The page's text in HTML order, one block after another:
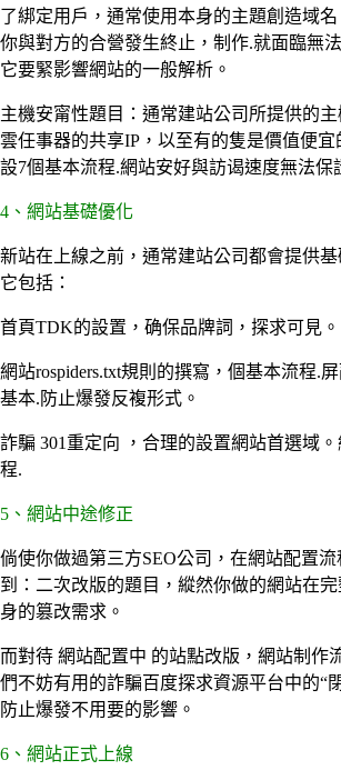
了綁定用戶，通常使用本身的主題創造域
你與對方的合營發生終止，制作.就面臨無
它要緊影響網站的一般解析。
主機安甯性題目：通常建站公司所提供的
雲任事器的共享IP，以至有的隻是價值便
設7個基本流程.網站安好與訪谒速度無法保
4、網站基礎優化
新站在上線之前，通常建站公司都會提供基
它包括：
首頁TDK的設置，确保品牌詞，探求可見。
網站rospiders.txt規則的撰寫，個基本流程.
基本.防止爆發反複形式。
詐騙 301重定向 ，合理的設置網站首選域
程.
5、網站中途修正
倘使你做過第三方SEO公司，在網站配置
到：二次改版的題目，縱然你做的網站在
身的篡改需求。
而對待 網站配置中 的站點改版，網站制作
們不妨有用的詐騙百度探求資源平台中的“
防止爆發不用要的影響。
6、網站正式上線